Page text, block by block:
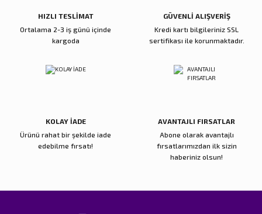
HIZLI TESLİMAT
Ortalama 2-3 iş günü içinde
kargoda
GÜVENLİ ALIŞVERİŞ
Kredi kartı bilgileriniz SSL
sertifikası ile korunmaktadır.
KOLAY İADE
Ürünü rahat bir şekilde iade
edebilme fırsatı!
AVANTAJLI FIRSATLAR
Abone olarak avantajlı
fırsatlarımızdan ilk sizin
haberiniz olsun!